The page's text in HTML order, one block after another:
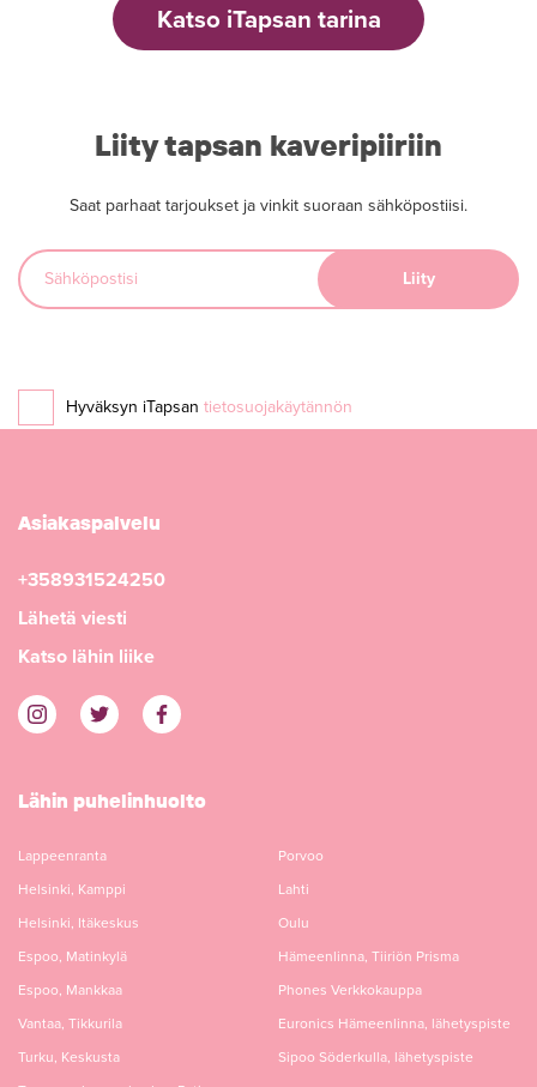
Katso iTapsan tarina
Liity tapsan kaveripiiriin
Saat parhaat tarjoukset ja vinkit suoraan sähköpostiisi.
Hyväksyn iTapsan tietosuojakäytännön
Asiakaspalvelu
+358931524250
Lähetä viesti
Katso lähin liike
Lähin puhelinhuolto
Lappeenranta
Helsinki, Kamppi
Helsinki, Itäkeskus
Espoo, Matinkylä
Espoo, Mankkaa
Vantaa, Tikkurila
Turku, Keskusta
Porvoo
Lahti
Oulu
Hämeenlinna, Tiiriön Prisma
Phones Verkkokauppa
Euronics Hämeenlinna, lähetyspiste
Sipoo Söderkulla, lähetyspiste